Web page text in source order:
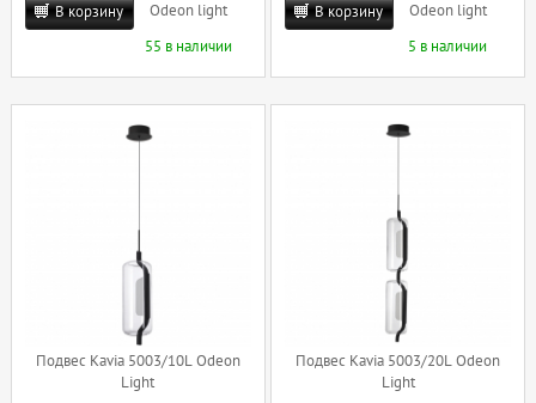
В корзину
Odeon light
55 в наличии
В корзину
Odeon light
5 в наличии
Подвес Kavia 5003/10L Odeon
Light
Подвес Kavia 5003/20L Odeon
Light